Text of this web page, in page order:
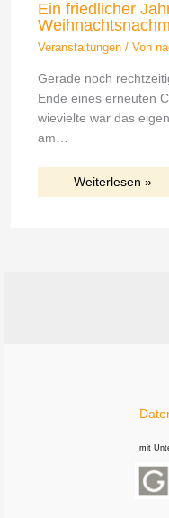
Ein friedlicher
Veranstaltungen/ Von
Gerade noch
Ende eines erneuten
wievielte war das
am…
Weiterlesen »
mit